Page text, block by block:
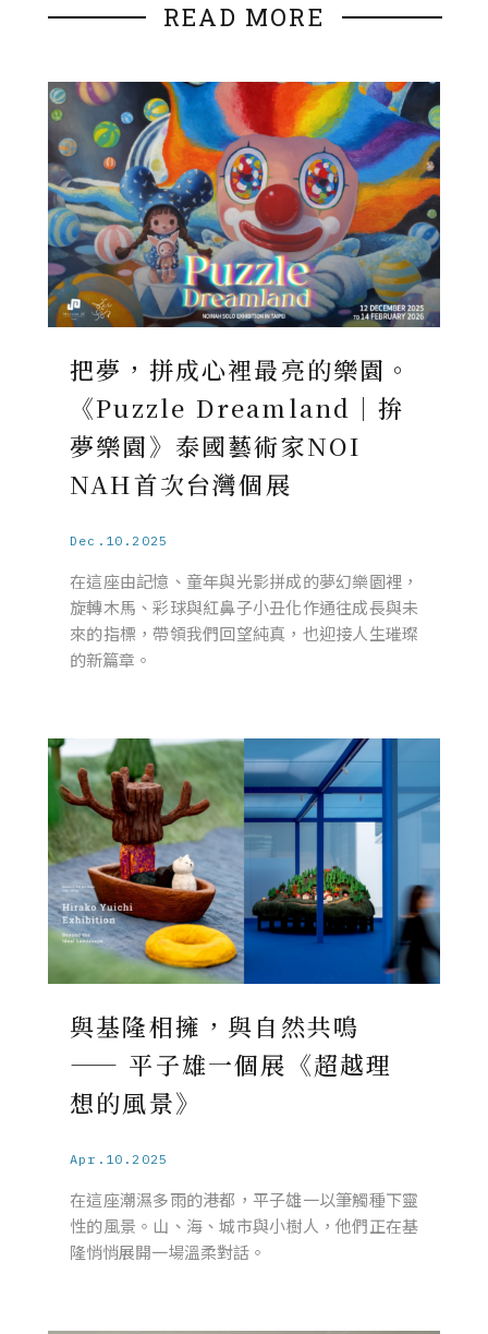
READ MORE
把夢，拼成心裡最亮的樂園。
《Puzzle Dreamland｜拚
夢樂園》泰國藝術家NOI
NAH首次台灣個展
Dec.10.2025
在這座由記憶、童年與光影拼成的夢幻樂園裡，
旋轉木馬、彩球與紅鼻子小丑化作通往成長與未
來的指標，帶領我們回望純真，也迎接人生璀璨
的新篇章。
與基隆相擁，與自然共鳴
—— 平子雄一個展《超越理
想的風景》
Apr.10.2025
在這座潮濕多雨的港都，平子雄一以筆觸種下靈
性的風景。山、海、城市與小樹人，他們正在基
隆悄悄展開一場溫柔對話。